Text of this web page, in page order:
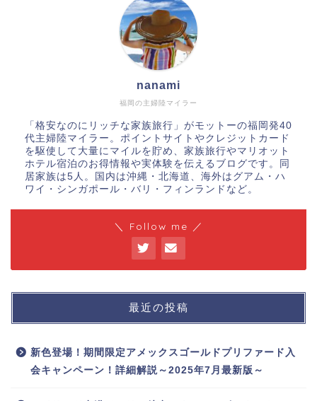
福岡の主婦陸マイラー
nanami
「格安なのにリッチな家族旅行」がモットーの福岡発40
代主婦陸マイラー。ポイントサイトやクレジットカード
を駆使して大量にマイルを貯め、家族旅行やマリオット
ホテル宿泊のお得情報や実体験を伝えるブログです。同
居家族は5人。国内は沖縄・北海道、海外はグアム・ハ
ワイ・シンガポール・バリ・フィンランドなど。
＼ Follow me ／
最近の投稿
新色登場！期間限定アメックスゴールドプリファード入
会キャンペーン！詳細解説～2025年7月最新版～